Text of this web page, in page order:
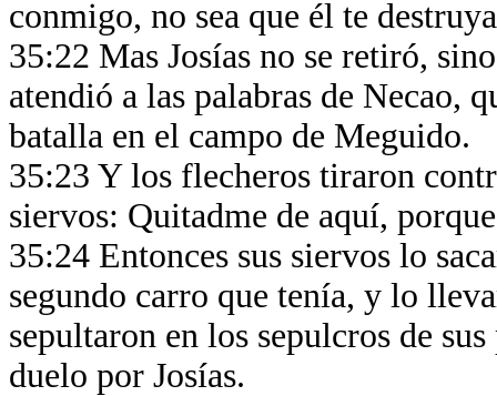
conmigo, no sea que él te
35:22 Mas Josías no se retiró,
atendió a las palabras de Necao,
batalla en el campo de Meguido.
35:23 Y los flecheros tiraron
siervos: Quitadme de aquí,
35:24 Entonces sus siervos lo
segundo carro que tenía, y lo
sepultaron en los sepulcros de
duelo por Josías.